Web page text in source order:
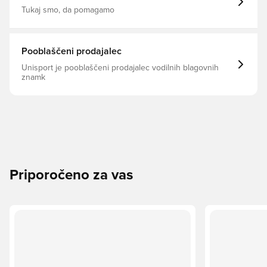
Tukaj smo, da pomagamo
Pooblaščeni prodajalec
Unisport je pooblaščeni prodajalec vodilnih blagovnih
znamk
Priporočeno za vas